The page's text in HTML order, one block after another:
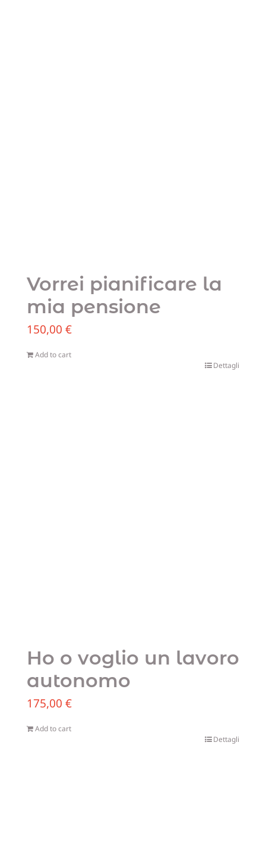
Vorrei pianificare la
mia pensione
150,00 €
Add to cart
Dettagli
Ho o voglio un lavoro
autonomo
175,00 €
Add to cart
Dettagli